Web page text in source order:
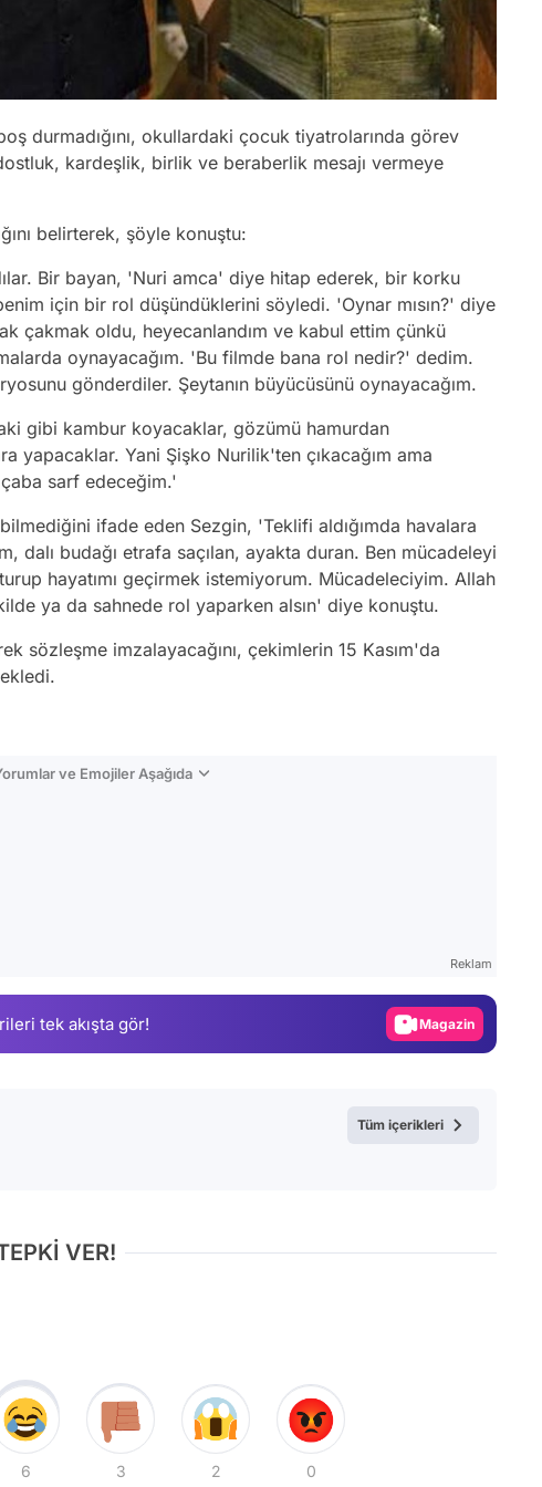
durmadığını, okullardaki çocuk tiyatrolarında görev
kardeşlik, birlik ve beraberlik mesajı vermeye
belirterek, şöyle konuştu:
Bir bayan, 'Nuri amca' diye hitap ederek, bir korku
için bir rol düşündüklerini söyledi. 'Oynar mısın?' diye
çakmak oldu, heyecanlandım ve kabul ettim çünkü
oynayacağım. 'Bu filmde bana rol nedir?' dedim.
gönderdiler. Şeytanın büyücüsünü oynayacağım.
gibi kambur koyacaklar, gözümü hamurdan
yapacaklar. Yani Şişko Nurilik'ten çıkacağım ama
sarf edeceğim.'
ifade eden Sezgin, 'Teklifi aldığımda havalara
dalı budağı etrafa saçılan, ayakta duran. Ben mücadeleyi
hayatımı geçirmek istemiyorum. Mücadeleciyim. Allah
ya da sahnede rol yaparken alsın' diye konuştu.
sözleşme imzalayacağını, çekimlerin 15 Kasım'da
ve Emojiler Aşağıda
Reklam
tek akışta gör! Magazin
Tüm içerikleri
VER!
6 3 2 0